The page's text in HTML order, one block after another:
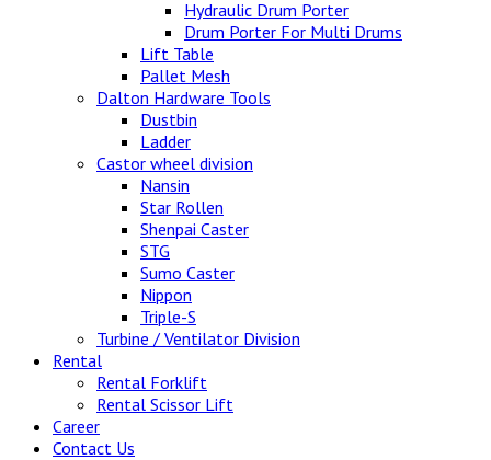
Hydraulic Drum Porter
Drum Porter For Multi Drums
Lift Table
Pallet Mesh
Dalton Hardware Tools
Dustbin
Ladder
Castor wheel division
Nansin
Star Rollen
Shenpai Caster
STG
Sumo Caster
Nippon
Triple-S
Turbine / Ventilator Division
Rental
Rental Forklift
Rental Scissor Lift
Career
Contact Us